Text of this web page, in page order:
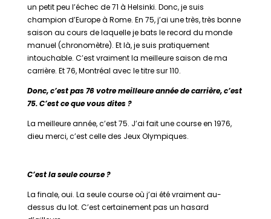
un petit peu l’échec de 71 à Helsinki. Donc, je suis
champion d’Europe à Rome. En 75, j’ai une très, très bonne
saison au cours de laquelle je bats le record du monde
manuel (chronomètre). Et là, je suis pratiquement
intouchable. C’est vraiment la meilleure saison de ma
carrière. Et 76, Montréal avec le titre sur 110.
Donc, c’est pas 76 votre meilleure année de carrière, c’est
75. C’est ce que vous dites ?
La meilleure année, c’est 75. J’ai fait une course en 1976,
dieu merci, c’est celle des Jeux Olympiques.
C’est la seule course ?
La finale, oui. La seule course où j’ai été vraiment au-
dessus du lot. C’est certainement pas un hasard